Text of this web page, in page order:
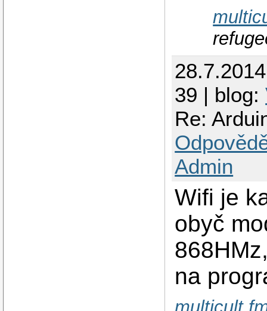
39 | blog:
Re:
Admin
Wifi je
obyč
na